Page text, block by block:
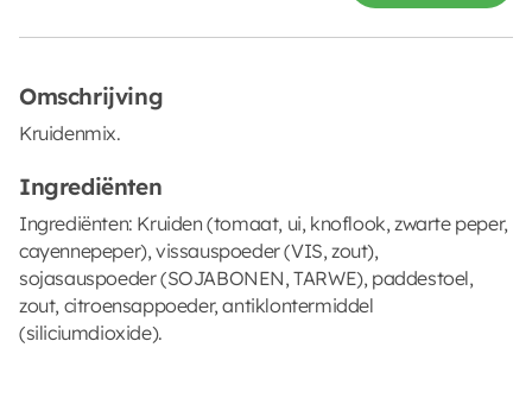
Omschrijving
Kruidenmix.
Ingrediënten
Ingrediënten: Kruiden (tomaat, ui, knoflook, zwarte peper,
cayennepeper), vissauspoeder (VIS, zout),
sojasauspoeder (SOJABONEN, TARWE), paddestoel,
zout, citroensappoeder, antiklontermiddel
(siliciumdioxide).